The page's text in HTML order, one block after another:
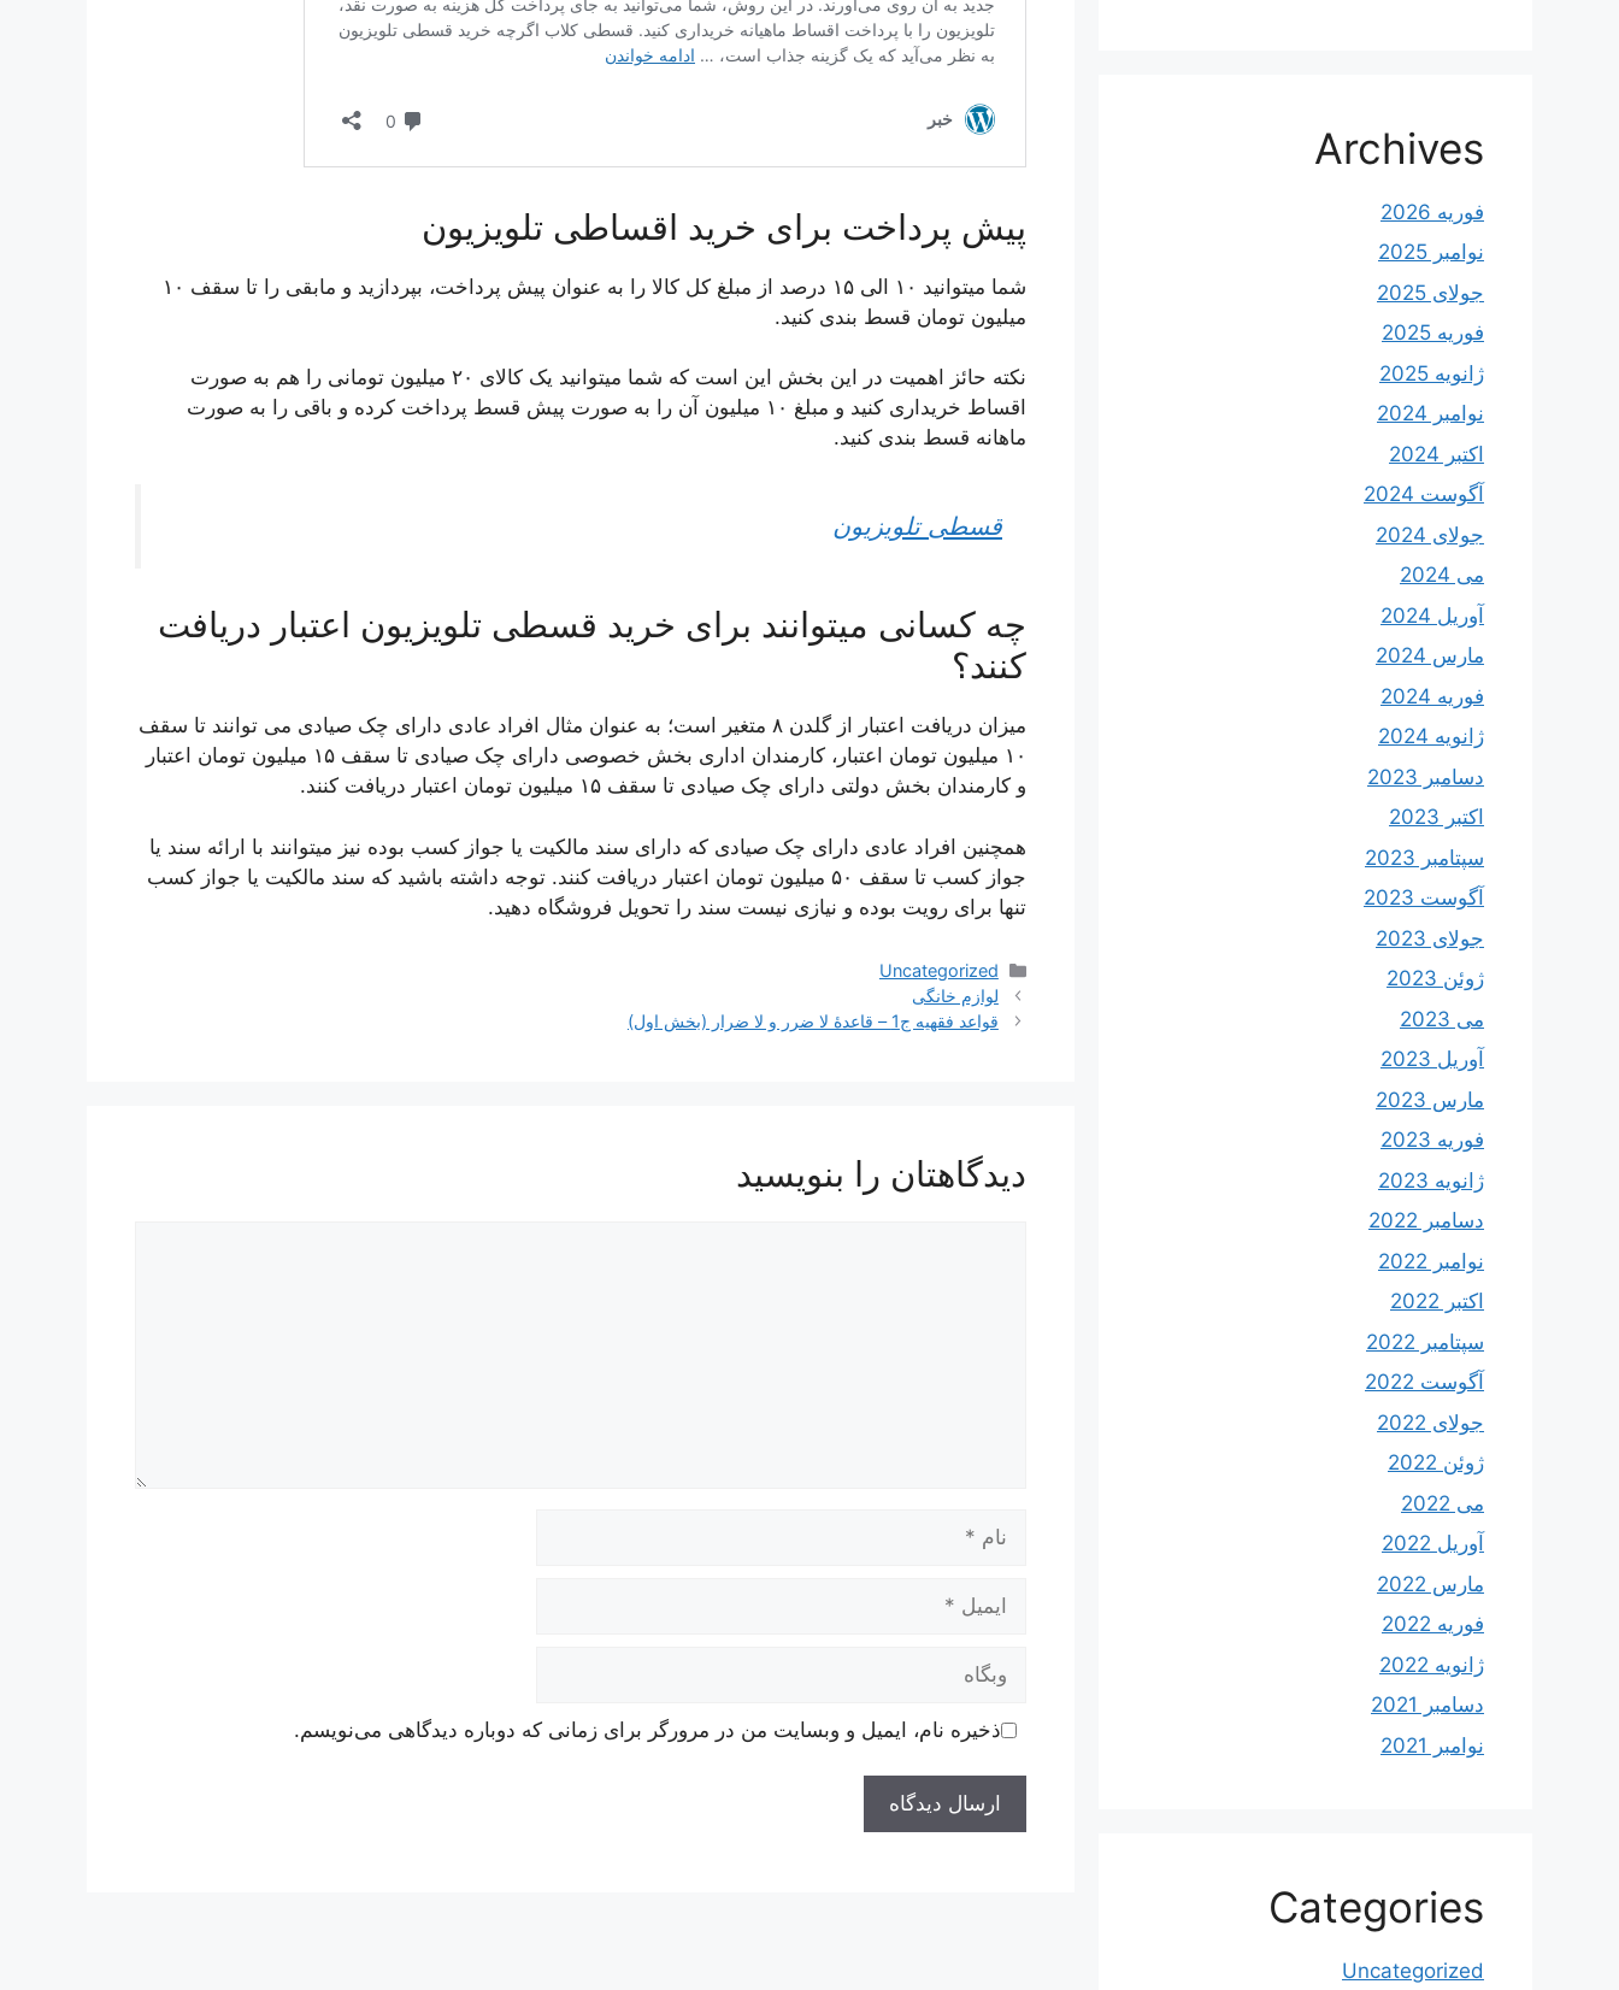
پیش پرداخت برای خرید اقساطی تلویزیون
شما میتوانید ۱۰ الی ۱۵ درصد از مبلغ کل کالا را به عنوان پیش پرداخت، بپردازید و مابقی را تا سقف ۱۰
میلیون تومان قسط بندی کنید.
نکته حائز اهمیت در این بخش این است که شما میتوانید یک کالای ۲۰ میلیون تومانی را هم به صورت
اقساط خریداری کنید و مبلغ ۱۰ میلیون آن را به صورت پیش قسط پرداخت کرده و باقی را به صورت
ماهانه قسط بندی کنید.
قسطی تلویزیون
چه کسانی میتوانند برای خرید قسطی تلویزیون اعتبار دریافت
کنند؟
میزان دریافت اعتبار از گلدن ۸ متغیر است؛ به عنوان مثال افراد عادی دارای چک صیادی می توانند تا سقف
۱۰ میلیون تومان اعتبار، کارمندان اداری بخش خصوصی دارای چک صیادی تا سقف ۱۵ میلیون تومان اعتبار
و کارمندان بخش دولتی دارای چک صیادی تا سقف ۱۵ میلیون تومان اعتبار دریافت کنند.
همچنین افراد عادی دارای چک صیادی که دارای سند مالکیت یا جواز کسب بوده نیز میتوانند با ارائه سند یا
جواز کسب تا سقف ۵۰ میلیون تومان اعتبار دریافت کنند. توجه داشته باشید که سند مالکیت یا جواز کسب
تنها برای رویت بوده و نیازی نیست سند را تحویل فروشگاه دهید.
دسته‌ها
Uncategorized
لوازم خانگی
قواعد فقهیه ج1 – قاعدۀ لا ضرر و لا ضرار (بخش اول)
دیدگاهتان را بنویسید
وبگاه
ذخیره نام، ایمیل و وبسایت من در مرورگر برای زمانی که دوباره دیدگاهی می‌نویسم.
Archives
فوریه 2026
نوامبر 2025
جولای 2025
فوریه 2025
ژانویه 2025
نوامبر 2024
اکتبر 2024
آگوست 2024
جولای 2024
می 2024
آوریل 2024
مارس 2024
فوریه 2024
ژانویه 2024
دسامبر 2023
اکتبر 2023
سپتامبر 2023
آگوست 2023
جولای 2023
ژوئن 2023
می 2023
آوریل 2023
مارس 2023
فوریه 2023
ژانویه 2023
دسامبر 2022
نوامبر 2022
اکتبر 2022
سپتامبر 2022
آگوست 2022
جولای 2022
ژوئن 2022
می 2022
آوریل 2022
مارس 2022
فوریه 2022
ژانویه 2022
دسامبر 2021
نوامبر 2021
Categories
Uncategorized